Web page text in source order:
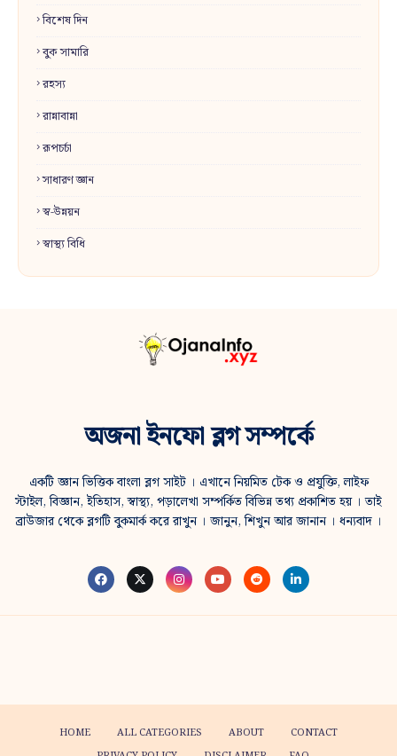
বিশেষ দিন
বুক সামারি
রহস্য
রান্নাবান্না
রূপচর্চা
সাধারণ জ্ঞান
স্ব-উন্নয়ন
স্বাস্থ্য বিধি
অজনা ইনফো ব্লগ সম্পর্কে
একটি জ্ঞান ভিত্তিক বাংলা ব্লগ সাইট । এখানে নিয়মিত টেক ও প্রযুক্তি, লাইফ
স্টাইল, বিজ্ঞান, ইতিহাস, স্বাস্থ্য, পড়ালেখা সম্পর্কিত বিভিন্ন তথ্য প্রকাশিত হয় । তাই
ব্রাউজার থেকে ব্লগটি বুকমার্ক করে রাখুন । জানুন, শিখুন আর জানান । ধন্যবাদ ।
HOME ALL CATEGORIES ABOUT
CONTACT